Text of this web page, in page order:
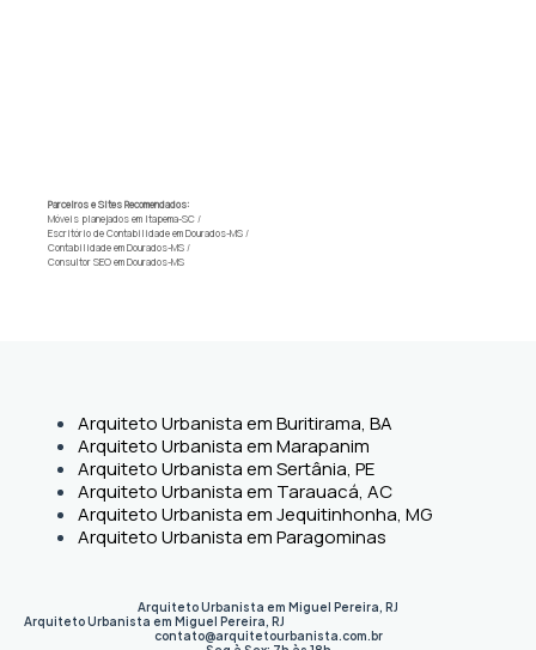
Parceiros e Sites Recomendados:
Móveis planejados em Itapema-SC /
Escritório de Contabilidade em Dourados-MS /
Contabilidade em Dourados-MS /
Consultor SEO em Dourados-MS
Arquiteto Urbanista em Buritirama, BA
Arquiteto Urbanista em Marapanim
Arquiteto Urbanista em Sertânia, PE
Arquiteto Urbanista em Tarauacá, AC
Arquiteto Urbanista em Jequitinhonha, MG
Arquiteto Urbanista em Paragominas
Arquiteto Urbanista em Miguel Pereira, RJ
Arquiteto Urbanista em Miguel Pereira, RJ
contato@arquitetourbanista.com.br